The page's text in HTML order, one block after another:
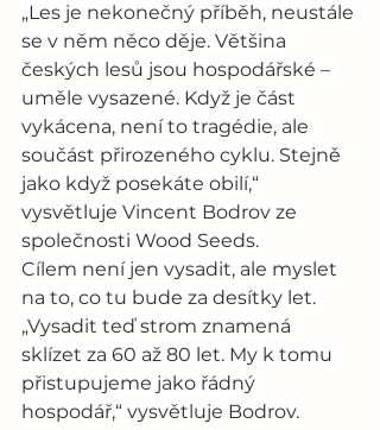
„Les je nekonečný příběh, neustále
se v něm něco děje. Většina
českých lesů jsou hospodářské –
uměle vysazené. Když je část
vykácena, není to tragédie, ale
součást přirozeného cyklu. Stejně
jako když posekáte obilí,“
vysvětluje Vincent Bodrov ze
společnosti Wood Seeds.
Cílem není jen vysadit, ale myslet
na to, co tu bude za desítky let.
„Vysadit teď strom znamená
sklízet za 60 až 80 let. My k tomu
přistupujeme jako řádný
hospodář,“ vysvětluje Bodrov.